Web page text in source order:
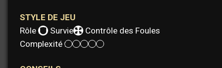
STYLE DE JEU
Rôle :
Survie
Contrôle des Foules
Complexité :